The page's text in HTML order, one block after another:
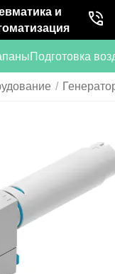
и
Подготовка
/